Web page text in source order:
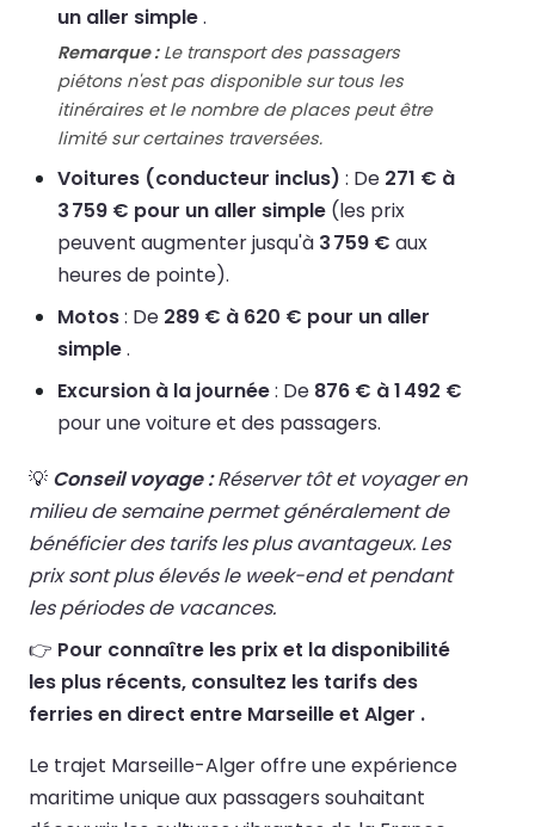
un aller simple.
Remarque :Le transport des passagers
piétons n'est pas disponible sur tous les
itinéraires et le nombre de places peut être
limité sur certaines traversées.
Voitures (conducteur inclus) : De 271 € à
3 759 € pour un aller simple (les prix
peuvent augmenter jusqu'à 3 759 € aux
heures de pointe).
Motos: De 289 € à 620 € pour un aller
simple.
Excursion à la journée: De 876 € à 1 492 €
pour une voiture et des passagers.
💡 Conseil voyage :Réserver tôt et voyager en
milieu de semaine permet généralement de
bénéficier des tarifs les plus avantageux. Les
prix sont plus élevés le week-end et pendant
les périodes de vacances.
👉 Pour connaître les prix et la disponibilité
les plus récents, consultez les tarifs des
ferries en direct entre Marseille et Alger .
Le trajet Marseille-Alger offre une expérience
maritime unique aux passagers souhaitant